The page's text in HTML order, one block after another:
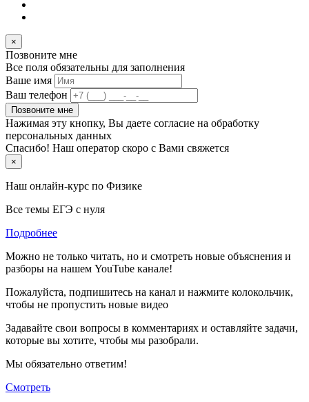
×
Позвоните мне
Все поля обязательны для заполнения
Ваше имя
Ваш телефон
Позвоните мне
Нажимая эту кнопку, Вы даете согласие на обработку
персональных данных
Спасибо! Наш оператор скоро с Вами свяжется
×
Наш онлайн-курс по Физике
Все темы ЕГЭ с нуля
Подробнее
Можно не только читать, но и смотреть новые объяснения и
разборы на нашем YouTube канале!
Пожалуйста, подпишитесь на канал и нажмите колокольчик,
чтобы не пропустить новые видео
Задавайте свои вопросы в комментариях и оставляйте задачи,
которые вы хотите, чтобы мы разобрали.
Мы обязательно ответим!
Смотреть